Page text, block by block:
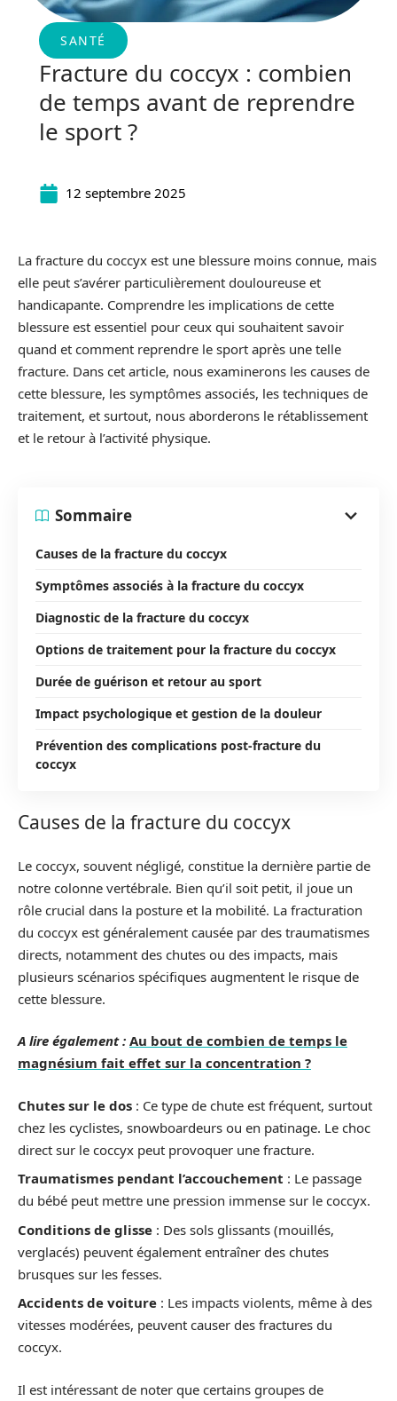
SANTÉ
Fracture du coccyx : combien
de temps avant de reprendre
le sport ?
12 septembre 2025
La fracture du coccyx est une blessure moins connue, mais
elle peut s’avérer particulièrement douloureuse et
handicapante. Comprendre les implications de cette
blessure est essentiel pour ceux qui souhaitent savoir
quand et comment reprendre le sport après une telle
fracture. Dans cet article, nous examinerons les causes de
cette blessure, les symptômes associés, les techniques de
traitement, et surtout, nous aborderons le rétablissement
et le retour à l’activité physique.
Sommaire
Causes de la fracture du coccyx
Symptômes associés à la fracture du coccyx
Diagnostic de la fracture du coccyx
Options de traitement pour la fracture du coccyx
Durée de guérison et retour au sport
Impact psychologique et gestion de la douleur
Prévention des complications post-fracture du
coccyx
Causes de la fracture du coccyx
Le coccyx, souvent négligé, constitue la dernière partie de
notre colonne vertébrale. Bien qu’il soit petit, il joue un
rôle crucial dans la posture et la mobilité. La fracturation
du coccyx est généralement causée par des traumatismes
directs, notamment des chutes ou des impacts, mais
plusieurs scénarios spécifiques augmentent le risque de
cette blessure.
A lire également : Au bout de combien de temps le
magnésium fait effet sur la concentration ?
Chutes sur le dos : Ce type de chute est fréquent, surtout
chez les cyclistes, snowboardeurs ou en patinage. Le choc
direct sur le coccyx peut provoquer une fracture.
Traumatismes pendant l’accouchement : Le passage
du bébé peut mettre une pression immense sur le coccyx.
Conditions de glisse : Des sols glissants (mouillés,
verglacés) peuvent également entraîner des chutes
brusques sur les fesses.
Accidents de voiture : Les impacts violents, même à des
vitesses modérées, peuvent causer des fractures du
coccyx.
Il est intéressant de noter que certains groupes de